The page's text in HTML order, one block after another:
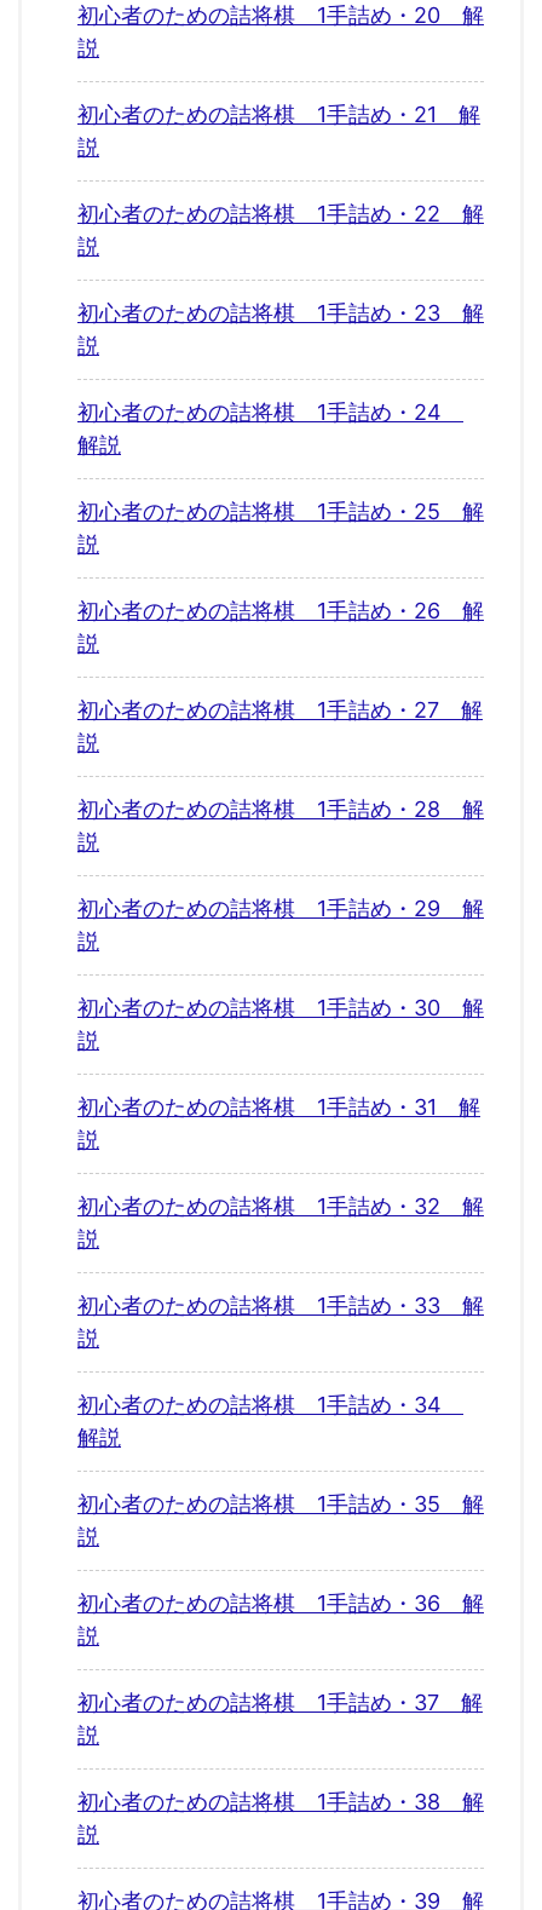
初心者のための詰将棋 1手詰め・20 解
説
初心者のための詰将棋 1手詰め・21 解
説
初心者のための詰将棋 1手詰め・22 解
説
初心者のための詰将棋 1手詰め・23 解
説
初心者のための詰将棋 1手詰め・24
解説
初心者のための詰将棋 1手詰め・25 解
説
初心者のための詰将棋 1手詰め・26 解
説
初心者のための詰将棋 1手詰め・27 解
説
初心者のための詰将棋 1手詰め・28 解
説
初心者のための詰将棋 1手詰め・29 解
説
初心者のための詰将棋 1手詰め・30 解
説
初心者のための詰将棋 1手詰め・31 解
説
初心者のための詰将棋 1手詰め・32 解
説
初心者のための詰将棋 1手詰め・33 解
説
初心者のための詰将棋 1手詰め・34
解説
初心者のための詰将棋 1手詰め・35 解
説
初心者のための詰将棋 1手詰め・36 解
説
初心者のための詰将棋 1手詰め・37 解
説
初心者のための詰将棋 1手詰め・38 解
説
初心者のための詰将棋 1手詰め・39 解